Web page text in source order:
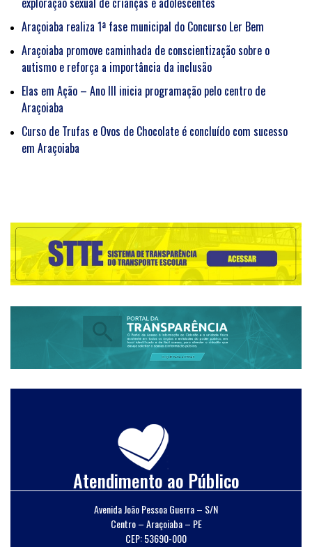
Araçoiaba realiza 1ª fase municipal do Concurso Ler Bem
Araçoiaba promove caminhada de conscientização sobre o
autismo e reforça a importância da inclusão
Elas em Ação – Ano III inicia programação pelo centro de
Araçoiaba
Curso de Trufas e Ovos de Chocolate é concluído com sucesso
em Araçoiaba
Atendimento ao Público
Avenida João Pessoa Guerra – S/N
Centro – Araçoiaba – PE
CEP: 53690-000